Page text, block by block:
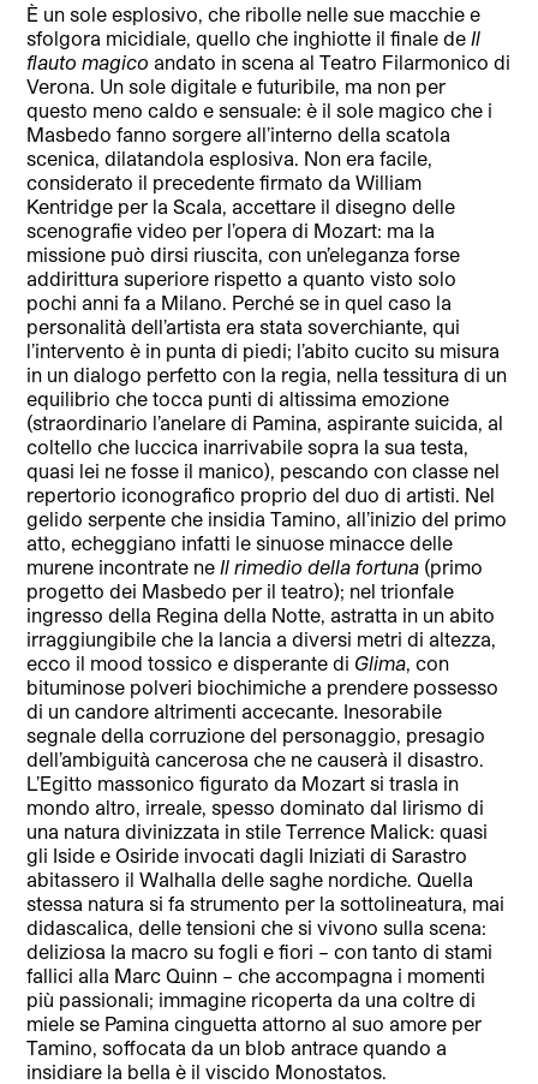
È un sole esplosivo, che ribolle nelle sue macchie e
sfolgora micidiale, quello che inghiotte il finale de Il
flauto magicoandato in scena al Teatro Filarmonico di
Verona. Un sole digitale e futuribile, ma non per
questo meno caldo e sensuale: è il sole magico che i
Masbedo fanno sorgere all’interno della scatola
scenica, dilatandola esplosiva. Non era facile,
considerato il precedente firmato da William
Kentridge per la Scala, accettare il disegno delle
scenografie video per l’opera di Mozart: ma la
missione può dirsi riuscita, con un’eleganza forse
addirittura superiore rispetto a quanto visto solo
pochi anni fa a Milano. Perché se in quel caso la
personalità dell’artista era stata soverchiante, qui
l’intervento è in punta di piedi; l’abito cucito su misura
in un dialogo perfetto con la regia, nella tessitura di un
equilibrio che tocca punti di altissima emozione
(straordinario l’anelare di Pamina, aspirante suicida, al
coltello che luccica inarrivabile sopra la sua testa,
quasi lei ne fosse il manico), pescando con classe nel
repertorio iconografico proprio del duo di artisti. Nel
gelido serpente che insidia Tamino, all’inizio del primo
atto, echeggiano infatti le sinuose minacce delle
murene incontrate ne Il rimedio della fortuna (primo
progetto dei Masbedo per il teatro); nel trionfale
ingresso della Regina della Notte, astratta in un abito
irraggiungibile che la lancia a diversi metri di altezza,
ecco il mood tossico e disperante di Glima , con
bituminose polveri biochimiche a prendere possesso
di un candore altrimenti accecante. Inesorabile
segnale della corruzione del personaggio, presagio
dell’ambiguità cancerosa che ne causerà il disastro.
L’Egitto massonico figurato da Mozart si trasla in
mondo altro, irreale, spesso dominato dal lirismo di
una natura divinizzata in stile Terrence Malick: quasi
gli Iside e Osiride invocati dagli Iniziati di Sarastro
abitassero il Walhalla delle saghe nordiche. Quella
stessa natura si fa strumento per la sottolineatura, mai
didascalica, delle tensioni che si vivono sulla scena:
deliziosa la macro su fogli e fiori – con tanto di stami
fallici alla Marc Quinn – che accompagna i momenti
più passionali; immagine ricoperta da una coltre di
miele se Pamina cinguetta attorno al suo amore per
Tamino, soffocata da un blob antrace quando a
insidiare la bella è il viscido Monostatos.